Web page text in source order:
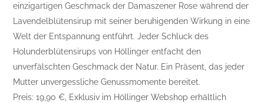
einzigartigen Geschmack der Damaszener Rose während der
Lavendelblütensirup mit seiner beruhigenden Wirkung in eine
Welt der Entspannung entführt. Jeder Schluck des
Holunderblütensirups von Höllinger entfacht den
unverfälschten Geschmack der Natur. Ein Präsent, das jeder
Mutter unvergessliche Genussmomente bereitet.
Preis: 19,90 €, Exklusiv im Höllinger Webshop erhältlich